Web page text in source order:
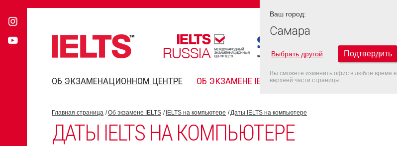
ОБ ЭКЗАМЕНАЦИОННОМ ЦЕНТРЕ ОБ ЭКЗАМЕНЕ IELTS FAQ ДАТЫ IELTS 2022
Главная страница Об экзамене IELTS IELTS на компьютере Даты IELTS на компьютере
ДАТЫ IELTS НА КОМПЬЮТЕРЕ
Ваш город:
Самара
Выбрать другой Подтвердить
Вы сможете изменить офис в любое время в
верхней части страницы